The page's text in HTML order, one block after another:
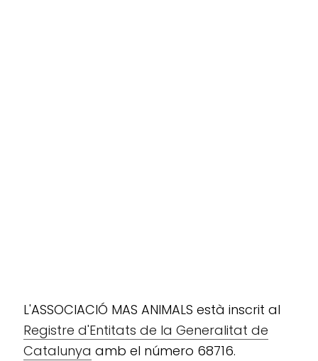
L'ASSOCIACIÓ MAS ANIMALS està inscrit al
Registre d'Entitats de la Generalitat de
Catalunya amb el número 68716.